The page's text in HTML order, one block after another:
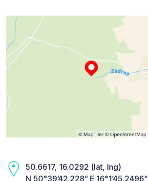
50.6617, 16.0292 (lat, lng)
N 50°39’42.228” E 16°1’45.2496”